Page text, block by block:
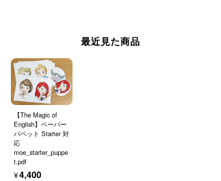
最近見た商品
【The Magic of
English】ペーパー
パペット Starter 対
応
moe_starter_puppe
t.pdf
¥4,400